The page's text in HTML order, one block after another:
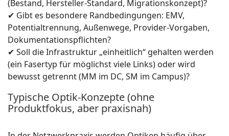
(Bestand, Hersteller-Standard, Migrationskonzept)?
✔ Gibt es besondere Randbedingungen: EMV,
Potentialtrennung, Außenwege, Provider-Vorgaben,
Dokumentationspflichten?
✔ Soll die Infrastruktur „einheitlich“ gehalten werden
(ein Fasertyp für möglichst viele Links) oder wird
bewusst getrennt (MM im DC, SM im Campus)?
Typische Optik-Konzepte (ohne
Produktfokus, aber praxisnah)